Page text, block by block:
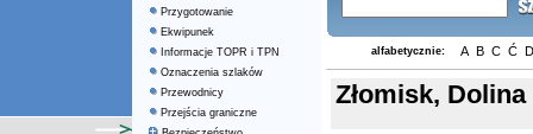
Przygotowanie
Ekwipunek
Informacje TOPR i TPN
Oznaczenia szlaków
Przewodnicy
Przejścia graniczne
alfabetycznie: A B C Ć D
Złomisk, Dolina